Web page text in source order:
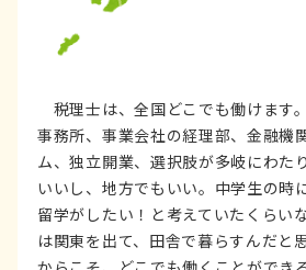
税理士は、全国どこでも働けます
事務所、事業会社の経理部、金融機
ム、独立開業、選択肢が多岐にわた
いいし、地方でもいい。中学生の時
留学がしたい！と考えていたくらい
は関東を出て、田舎で暮らすんだと